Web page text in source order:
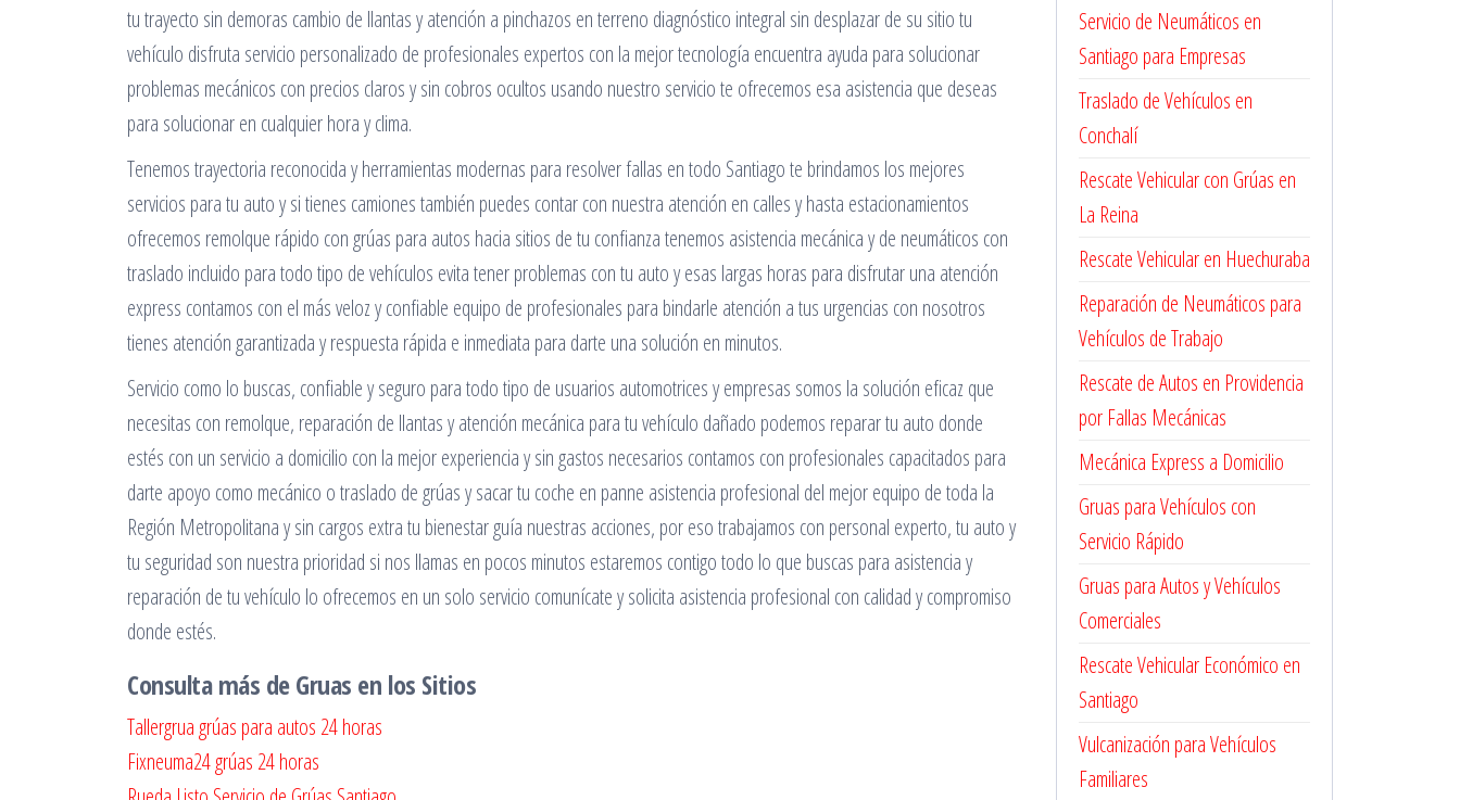
tu trayecto sin demoras cambio de llantas y atención a pinchazos en terreno diagnóstico integral sin desplazar de su sitio tu
vehículo disfruta servicio personalizado de profesionales expertos con la mejor tecnología encuentra ayuda para solucionar
problemas mecánicos con precios claros y sin cobros ocultos usando nuestro servicio te ofrecemos esa asistencia que deseas
para solucionar en cualquier hora y clima.
Tenemos trayectoria reconocida y herramientas modernas para resolver fallas en todo Santiago te brindamos los mejores
servicios para tu auto y si tienes camiones también puedes contar con nuestra atención en calles y hasta estacionamientos
ofrecemos remolque rápido con grúas para autos hacia sitios de tu confianza tenemos asistencia mecánica y de neumáticos con
traslado incluido para todo tipo de vehículos evita tener problemas con tu auto y esas largas horas para disfrutar una atención
express contamos con el más veloz y confiable equipo de profesionales para bindarle atención a tus urgencias con nosotros
tienes atención garantizada y respuesta rápida e inmediata para darte una solución en minutos.
Servicio como lo buscas, confiable y seguro para todo tipo de usuarios automotrices y empresas somos la solución eficaz que
necesitas con remolque, reparación de llantas y atención mecánica para tu vehículo dañado podemos reparar tu auto donde
estés con un servicio a domicilio con la mejor experiencia y sin gastos necesarios contamos con profesionales capacitados para
darte apoyo como mecánico o traslado de grúas y sacar tu coche en panne asistencia profesional del mejor equipo de toda la
Región Metropolitana y sin cargos extra tu bienestar guía nuestras acciones, por eso trabajamos con personal experto, tu auto y
tu seguridad son nuestra prioridad si nos llamas en pocos minutos estaremos contigo todo lo que buscas para asistencia y
reparación de tu vehículo lo ofrecemos en un solo servicio comunícate y solicita asistencia profesional con calidad y compromiso
donde estés.
Consulta más de Gruas en los Sitios
Tallergrua grúas para autos 24 horas
Fixneuma24 grúas 24 horas
Servicio de Neumáticos en
Santiago para Empresas
Traslado de Vehículos en
Conchalí
Rescate Vehicular con Grúas en
La Reina
Rescate Vehicular en Huechuraba
Reparación de Neumáticos para
Vehículos de Trabajo
Rescate de Autos en Providencia
por Fallas Mecánicas
Mecánica Express a Domicilio
Gruas para Vehículos con
Servicio Rápido
Gruas para Autos y Vehículos
Comerciales
Rescate Vehicular Económico en
Santiago
Vulcanización para Vehículos
Familiares